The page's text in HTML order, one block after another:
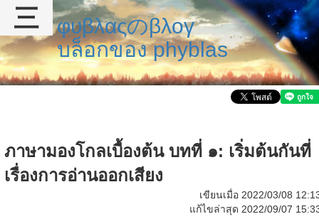
φυβλαςのβλογ
บล็อกของ phyblas
ภาษามองโกลเบื้องต้น บทที่ ๑: เริ่มต้นกันที่
เรื่องการอ่านออกเสียง
เขียนเมื่อ 2022/03/08
แก้ไขล่าสุด 2022/09/07
三